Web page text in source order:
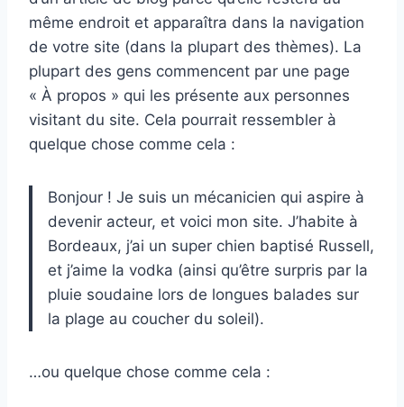
même endroit et apparaîtra dans la navigation
de votre site (dans la plupart des thèmes). La
plupart des gens commencent par une page
« À propos » qui les présente aux personnes
visitant du site. Cela pourrait ressembler à
quelque chose comme cela :
Bonjour ! Je suis un mécanicien qui aspire à
devenir acteur, et voici mon site. J’habite à
Bordeaux, j’ai un super chien baptisé Russell,
et j’aime la vodka (ainsi qu’être surpris par la
pluie soudaine lors de longues balades sur
la plage au coucher du soleil).
…ou quelque chose comme cela :